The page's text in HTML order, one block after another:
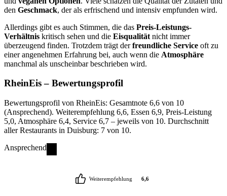
den Geschmack, der als erfrischend und intensiv empfunden wird.
Allerdings gibt es auch Stimmen, die das Preis-Leistungs-
Verhältnis kritisch sehen und die Eisqualität nicht immer
überzeugend finden. Trotzdem trägt derfreundliche Service oft zu
einer angenehmen Erfahrung bei, auch wenn die Atmosphäre
manchmal als unscheinbar beschrieben wird.
RheinEis– Bewertungsprofil
Bewertungsprofil von RheinEis: Gesamtnote 6,6 von 10
(Ansprechend). Weiterempfehlung 6,6, Essen 6,9, Preis-Leistung
5,0, Atmosphäre 6,4, Service 6,7 – jeweils von 10. Durchschnitt
aller Restaurants in Duisburg: 7 von 10.
Ansprechend
Weiterempfehlung 6,6